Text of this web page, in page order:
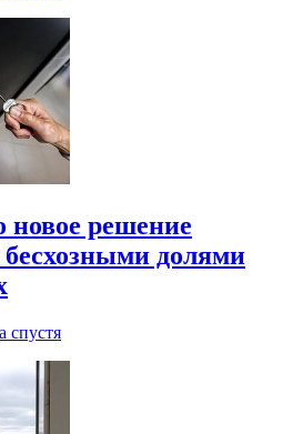
новое решение
долями
спустя